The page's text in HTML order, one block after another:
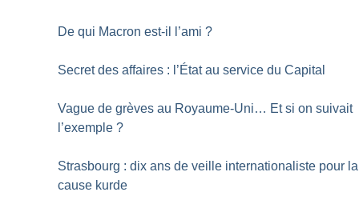
De qui Macron est-il l’ami ?
Secret des affaires : l’État au service du Capital
Vague de grèves au Royaume-Uni… Et si on suivait
l’exemple ?
Strasbourg : dix ans de veille internationaliste pour la
cause kurde